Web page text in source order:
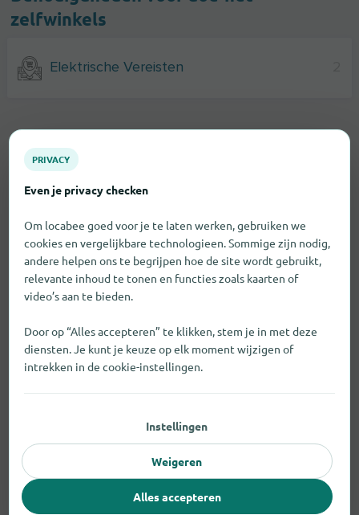
zelfwinkels
Elektrische Vereisten
Kleding
PRIVACY
Even je privacy checken
Om locabee goed voor je te laten werken, gebruiken we
cookies en vergelijkbare technologieen. Sommige zijn nodig,
andere helpen ons te begrijpen hoe de site wordt gebruikt,
relevante inhoud te tonen en functies zoals kaarten of
video’s aan te bieden.
Door op “Alles accepteren” te klikken, stem je in met deze
diensten. Je kunt je keuze op elk moment wijzigen of
intrekken in de cookie-instellingen.
Instellingen
Weigeren
Alles accepteren